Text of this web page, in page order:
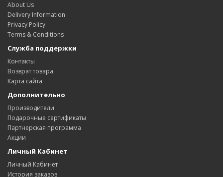
About Us
Delivery Information
Privacy Policy
Terms & Conditions
Служба поддержки
Контакты
Возврат товара
Карта сайта
Дополнительно
Производители
Подарочные сертификаты
Партнерская программа
Акции
Личный Кабинет
Личный Кабинет
История заказов